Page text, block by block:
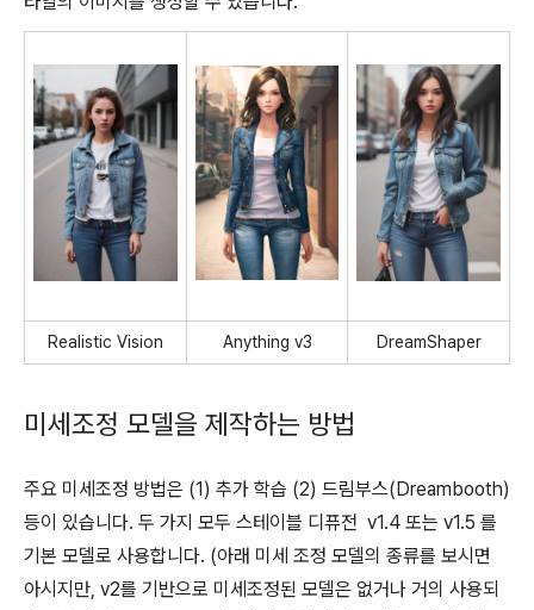
Realistic Vision Anything v3 DreamShaper
미세조정 모델을 제작하는 방법
주요 미세조정 방법은 (1) 추가 학습 (2) 드림부스(Dreambooth)
등이 있습니다. 두 가지 모두 스테이블 디퓨전 v1.4 또는 v1.5 를
기본 모델로 사용합니다. (아래 미세 조정 모델의 종류를 보시면
아시지만, v2를 기반으로 미세조정된 모델은 없거나 거의 사용되